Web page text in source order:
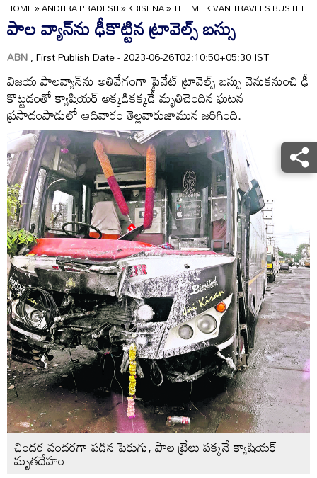
HOME»ANDHRA PRADESH»KRISHNA»THE MILK VAN TRAVELS BUS HIT
పాల వ్యాన్‌ను ఢీకొట్టిన ట్రావెల్స్‌ బస్సు
ABN, First Publish Date - 2023-06-26T02:10:50+05:30 IST
విజయ పాలవ్యాన్‌ను అతివేగంగా ప్రైవేట్‌ ట్రావెల్స్‌ బస్సు వెనుకనుంచి ఢీ
కొట్టడంతో క్యాషియర్‌ అక్కడికక్కడే మృతిచెందిన ఘటన
ప్రసాదంపాడులో ఆదివారం తెల్లవారుజామున జరిగింది.
చిందర వందరగా పడిన పెరుగు, పాల ట్రేలు పక్కనే క్యాషియర్‌
మృతదేహం